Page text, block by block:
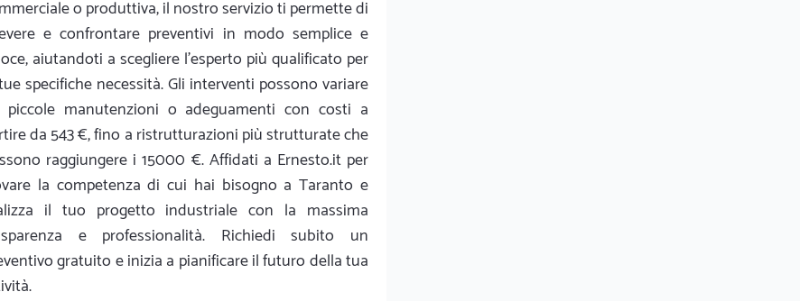
o produttiva, il nostro servizio ti permette di
e confrontare preventivi in modo semplice e
aiutandoti a scegliere l'esperto più qualificato per
specifiche necessità. Gli interventi possono variare
piccole manutenzioni o adeguamenti con costi a
da 543 €, fino a ristrutturazioni più strutturate che
raggiungere i 15000 €. Affidati a Ernesto.it per
la competenza di cui hai bisogno a Taranto e
il tuo progetto industriale con la massima
e professionalità. Richiedi subito un
gratuito e inizia a pianificare il futuro della tua